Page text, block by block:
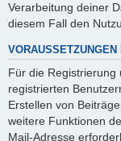
Verarbeitung deiner
diesem Fall den
Für die
registrierten
Erstellen von
weitere Funktionen
Mail-Adresse